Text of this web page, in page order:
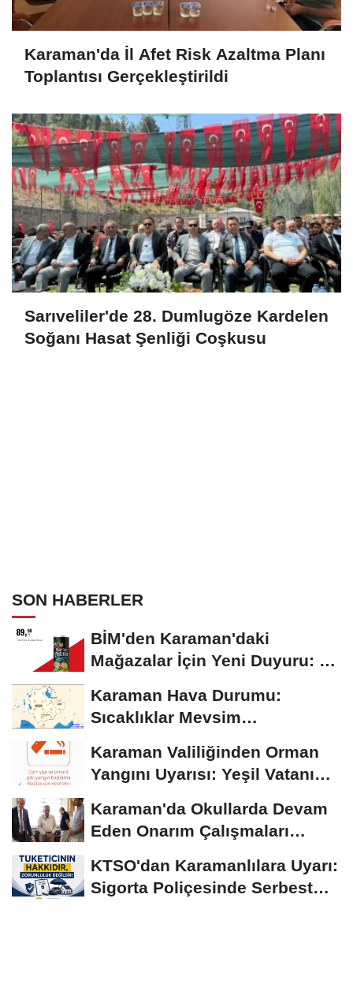
Karaman'da İl Afet Risk Azaltma Planı
Toplantısı Gerçekleştirildi
Sarıveliler'de 28. Dumlugöze Kardelen
Soğanı Hasat Şenliği Coşkusu
SON HABERLER
BİM'den Karaman'daki
Mağazalar İçin Yeni Duyuru: 11
Karaman Hava Durumu:
Sıcaklıklar Mevsim
Seyrediyor
Karaman Valiliğinden Orman
Yangını Uyarısı: Yeşil Vatanı
Karaman'da Okullarda Devam
Eden Onarım Çalışmaları
KTSO'dan Karamanlılara Uyarı:
Sigorta Poliçesinde Serbest